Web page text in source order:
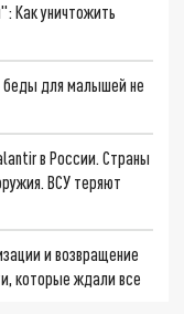
Как уничтожить
беды для малышей не
в России. Страны
ВСУ теряют
и возвращение
которые ждали все